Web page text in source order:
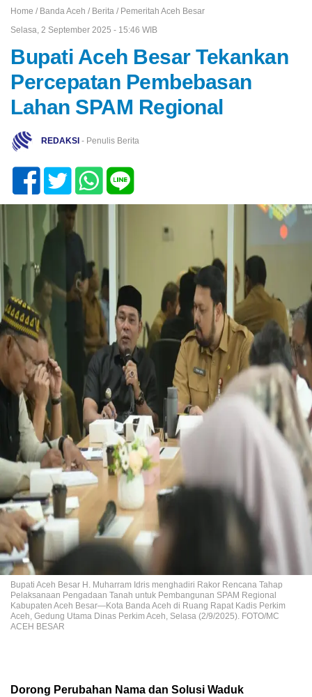
Home / Banda Aceh / Berita / Pemeritah Aceh Besar
Selasa, 2 September 2025 - 15:46 WIB
Bupati Aceh Besar Tekankan
Percepatan Pembebasan
Lahan SPAM Regional
REDAKSI - Penulis Berita
Bupati Aceh Besar H. Muharram Idris menghadiri Rakor Rencana Tahap
Pelaksanaan Pengadaan Tanah untuk Pembangunan SPAM Regional
Kabupaten Aceh Besar—Kota Banda Aceh di Ruang Rapat Kadis Perkim
Aceh, Gedung Utama Dinas Perkim Aceh, Selasa (2/9/2025). FOTO/MC
ACEH BESAR
Dorong Perubahan Nama dan Solusi Waduk